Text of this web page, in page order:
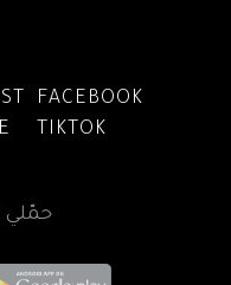
FACEBOOK
TIKTOK
حمّلي